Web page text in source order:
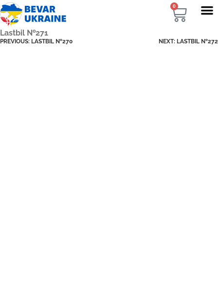
0
Lastbil №271
PREVIOUS: LASTBIL №270 NEXT: LASTBIL №272